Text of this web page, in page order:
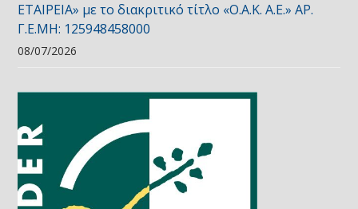
ΕΤΑΙΡΕΙΑ» με το διακριτικό τίτλο «Ο.Α.Κ. Α.Ε.» ΑΡ.
Γ.Ε.ΜΗ: 125948458000
08/07/2026